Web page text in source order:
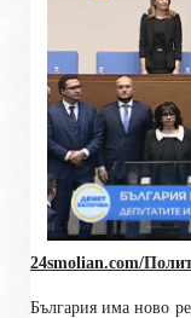
24smolian.com/
България има ново